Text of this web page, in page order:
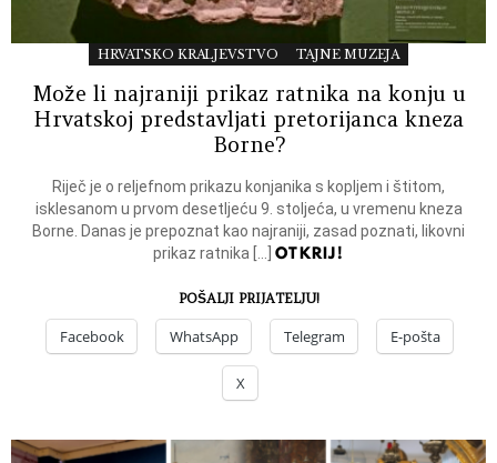
HRVATSKO KRALJEVSTVO TAJNE MUZEJA
Može li najraniji prikaz ratnika na konju u
Hrvatskoj predstavljati pretorijanca kneza
Borne?
Riječ je o reljefnom prikazu konjanika s kopljem i štitom,
isklesanom u prvom desetljeću 9. stoljeća, u vremenu kneza
Borne. Danas je prepoznat kao najraniji, zasad poznati, likovni
prikaz ratnika […] OTKRIJ!
POŠALJI PRIJATELJU!
Facebook WhatsApp Telegram E-pošta
X